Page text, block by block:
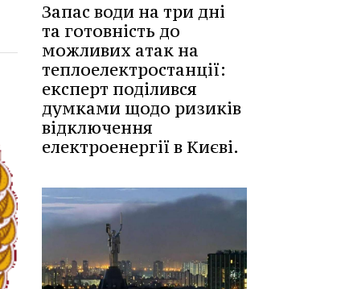
Запас води на три дні
та готовність до
можливих атак на
теплоелектростанції:
експерт поділився
думками щодо ризиків
відключення
електроенергії в Києві.